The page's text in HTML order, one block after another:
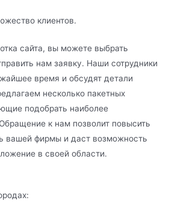
клиентов.
сайта, вы можете выбрать
нам заявку. Наши сотрудники
время и обсудят детали
несколько пакетных
подобрать наиболее
к нам позволит повысить
вашей фирмы и даст возможность
в своей области.